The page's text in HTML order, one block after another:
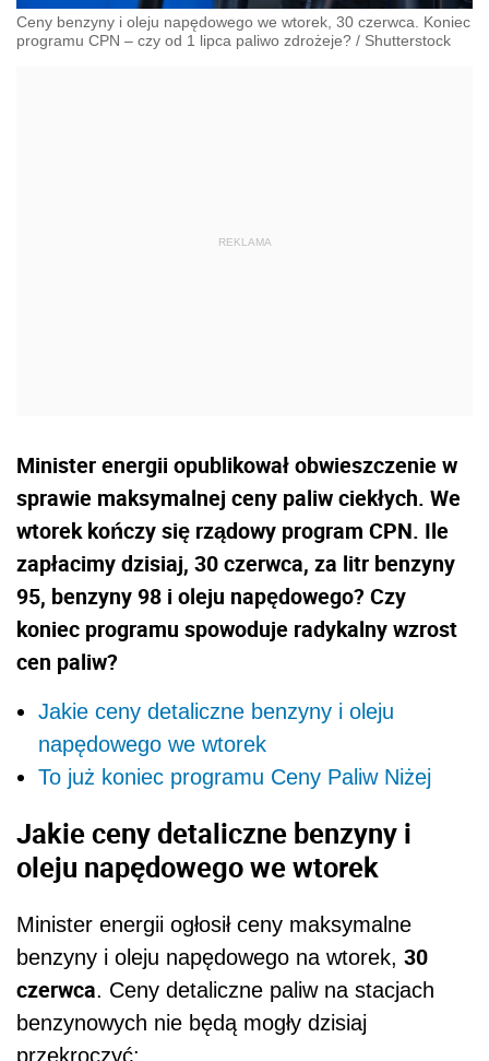
Ceny benzyny i oleju napędowego we wtorek, 30 czerwca. Koniec
programu CPN – czy od 1 lipca paliwo zdrożeje? / Shutterstock
Minister energii opublikował obwieszczenie w
sprawie maksymalnej ceny paliw ciekłych. We
wtorek kończy się rządowy program CPN. Ile
zapłacimy dzisiaj, 30 czerwca, za litr benzyny
95, benzyny 98 i oleju napędowego? Czy
koniec programu spowoduje radykalny wzrost
cen paliw?
Jakie ceny detaliczne benzyny i oleju
napędowego we wtorek
To już koniec programu Ceny Paliw Niżej
Jakie ceny detaliczne benzyny i
oleju napędowego we wtorek
Minister energii ogłosił ceny maksymalne
benzyny i oleju napędowego na wtorek, 30
czerwca. Ceny detaliczne paliw na stacjach
benzynowych nie będą mogły dzisiaj
przekroczyć: